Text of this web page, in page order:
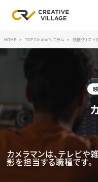
RECRUIT
クリエイター求人を探す
CREATIVE JOB求人
特集求人
採用説明会
転職支援サービス
CONTENTS
HOME TOP Creator's コラム 映像クリエイ
カメラマンは、テレビ
影を担当する職種です。